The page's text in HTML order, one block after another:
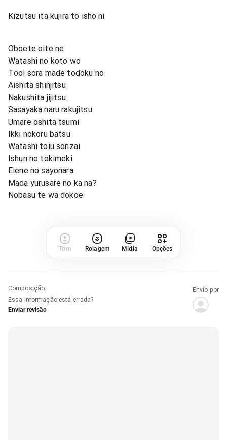
Kizutsu ita kujira to isho ni
Oboete oite ne
Watashi no koto wo
Tooi sora made todoku no
Aishita shinjitsu
Nakushita jijitsu
Sasayaka naru rakujitsu
Umare oshita tsumi
Ikki nokoru batsu
Watashi toiu sonzai
Ishun no tokimeki
Eiene no sayonara
Mada yurusare no ka na?
Nobasu te wa dokoe
Tom Rolagem Mídia Opções
Composição:
Essa informação está errada?
Enviar revisão
Envio por